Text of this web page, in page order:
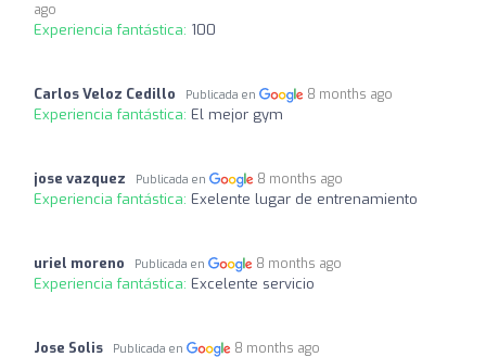
ago
Experiencia fantástica: 100
Carlos Veloz Cedillo Publicada en 8 months ago
Experiencia fantástica: El mejor gym
jose vazquez Publicada en 8 months ago
Experiencia fantástica: Exelente lugar de entrenamiento
uriel moreno Publicada en 8 months ago
Experiencia fantástica: Excelente servicio
Jose Solis Publicada en 8 months ago